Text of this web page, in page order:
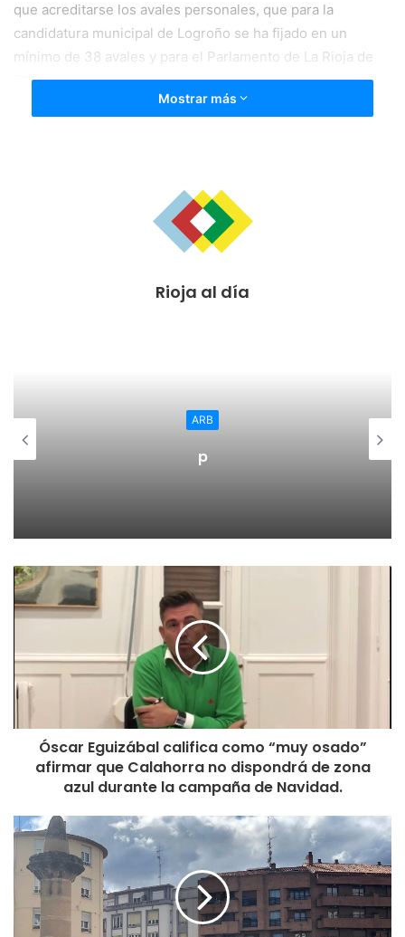
que acreditarse los avales personales, que para la
candidatura municipal de Logroño se ha fijado en un
mínimo de 38 avales y para el Parlamento de La Rioja de
78.
El 10 de noviembre se cerrará el censo electoral y del 20 al
25 de ese mes se celebrarán las votaciones a través de
el recuento de los resultados el 26 de noviembre. El día 27
en el mes de enero y estas serán presenciales.
Mostrar más
Rioja al día
ARB
p
Óscar Eguizábal califica como “muy osado”
afirmar que Calahorra no dispondrá de zona
azul durante la campaña de Navidad.